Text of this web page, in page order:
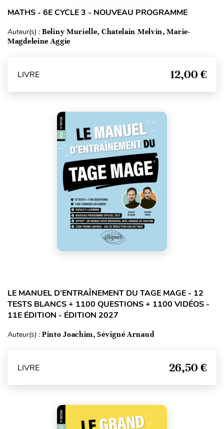
MATHS - 6E CYCLE 3 - NOUVEAU PROGRAMME
Auteur(s) : Beliny Murielle, Chatelain Melvin, Marie-
Magdeleine Aggie
LIVRE 12,00 €
LE MANUEL D’ENTRAÎNEMENT DU TAGE MAGE - 12
TESTS BLANCS + 1100 QUESTIONS + 1100 VIDÉOS -
11E ÉDITION - ÉDITION 2027
Auteur(s) : Pinto Joachim, Sévigné Arnaud
LIVRE 26,50 €